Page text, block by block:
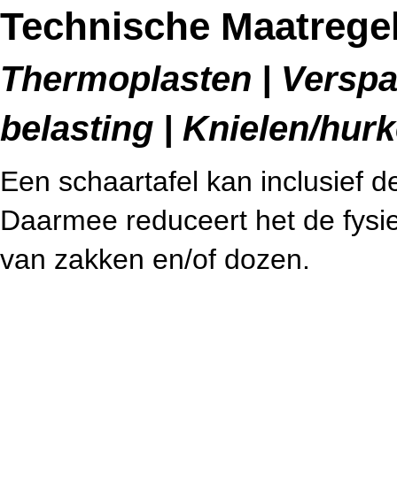
Technische
Thermoplasten |
belasting | Knielen/
Een schaartafel kan inclusief
Daarmee reduceert het de
van zakken en/of dozen.